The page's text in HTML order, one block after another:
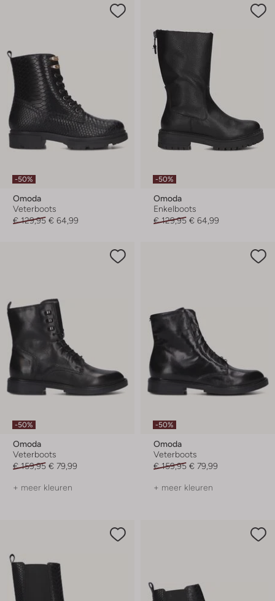
-50%
Omoda
Veterboots
€ 129,95 € 64,99
-50%
Omoda
Enkelboots
€ 129,95 € 64,99
-50%
Omoda
Veterboots
€ 159,95 € 79,99
+ meer kleuren
-50%
Omoda
Veterboots
€ 159,95 € 79,99
+ meer kleuren